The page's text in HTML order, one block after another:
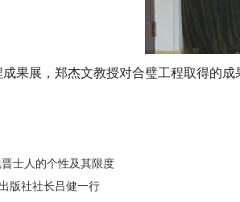
果展，郑杰文教授对合璧工程取得的成
士人的个性及其限度
版社社长吕健一行